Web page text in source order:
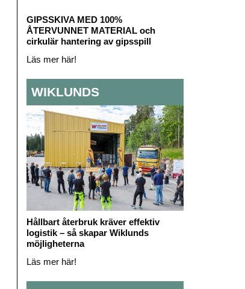
GIPSSKIVA MED 100%
ÅTERVUNNET MATERIAL och
cirkulär hantering av gipsspill
Läs mer här!
WIKLUNDS
Hållbart återbruk kräver effektiv
logistik – så skapar Wiklunds
möjligheterna
Läs mer här!